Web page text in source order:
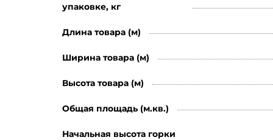
упаковке, кг
Длина товара (м)
Ширина товара (м)
Высота товара (м)
Общая площадь (м.кв.)
Начальная высота горки